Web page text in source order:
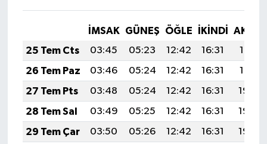
İMSAK GÜNEŞ ÖĞLE İKINDI
25 Tem Cts
03:45 05:23 12:42 16:31
19:51
26 Tem Paz
03:46 05:24 12:42 16:31
19:51
27 Tem Pts
03:48 05:24 12:42 16:31
19:50
28 Tem Sal
03:49 05:25 12:42 16:31
19:49
29 Tem Çar
03:50 05:26 12:42 16:31
19:48